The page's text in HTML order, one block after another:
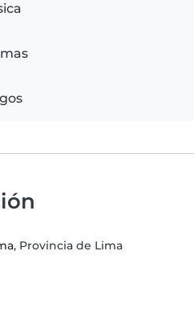
, Provincia de Lima